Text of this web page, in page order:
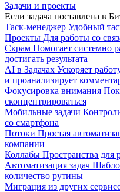
Задачи и проекты
Если задача поставлена в
Таск-менеджер Удобный
Проекты Для работы со
Скрам Помогает системно
достигать результата
AI в Задачах Ускоряет
и проанализирует
Фокусировка внимания
сконцентрироваться
Мобильные задачи
со смартфона
Потоки Простая
компании
Коллабы Пространства
Автоматизация задач
количество рутины
Миграция из других